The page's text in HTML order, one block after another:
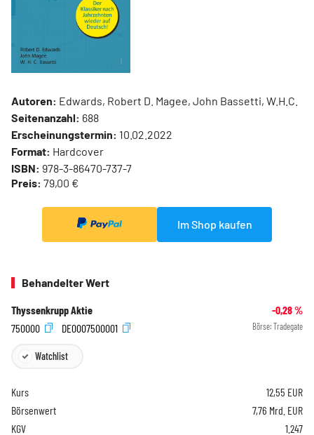
Autoren: Edwards, Robert D. Magee, John Bassetti, W.H.C.
Seitenanzahl: 688
Erscheinungstermin: 10.02.2022
Format: Hardcover
ISBN: 978-3-86470-737-7
Preis: 79,00 €
Im Shop kaufen
Behandelter Wert
Thyssenkrupp Aktie -0,28%
750000
DE0007500001 Börse: Tradegate
Watchlist
Kurs 12,55 EUR
Börsenwert
7,76 Mrd. EUR
KGV
1.247